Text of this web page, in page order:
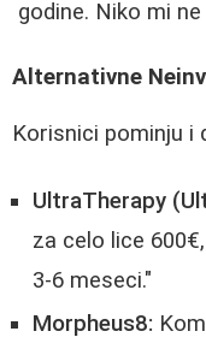
godine. Niko mi
Alternativne
Korisnici pominju i
UltraTherapy
za celo lice
3-6 meseci."
Morpheus8: